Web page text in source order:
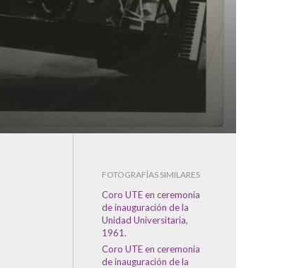
FOTOGRAFÍAS SIMILARES
Coro UTE en ceremonia
de inauguración de la
Unidad Universitaria,
1961.
Coro UTE en ceremonia
de inauguración de la